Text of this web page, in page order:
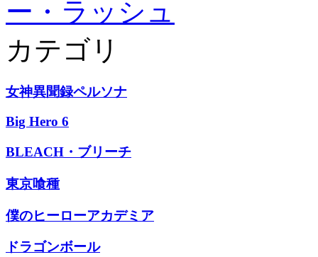
ー・ラッシュ
カテゴリ
女神異聞録ペルソナ
Big Hero 6
BLEACH・ブリーチ
東京喰種
僕のヒーローアカデミア
ドラゴンボール